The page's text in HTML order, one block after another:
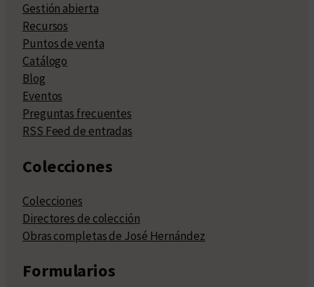
Gestión abierta
Recursos
Puntos de venta
Catálogo
Blog
Eventos
Preguntas frecuentes
RSS Feed de entradas
Colecciones
Colecciones
Directores de colección
Obras completas de José Hernández
Formularios